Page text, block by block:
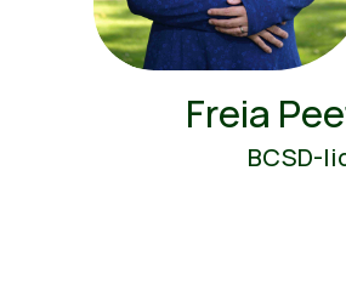
Freia
BCSD-